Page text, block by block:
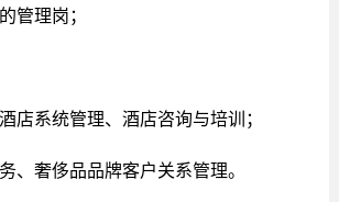
管理岗；
店系统管理、酒店咨询与培训；
、奢侈品品牌客户关系管理。